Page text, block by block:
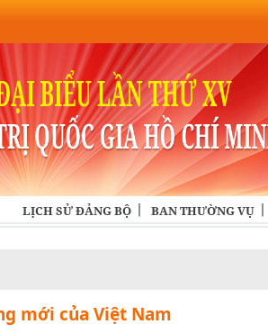
LỊCH SỬ ĐẢNG BỘ BAN THƯỜNG VỤ
mới của Việt Nam